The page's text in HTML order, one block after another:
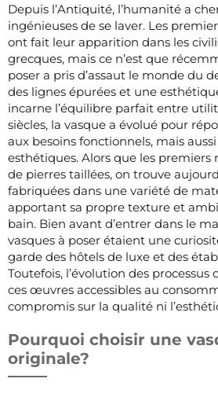
Depuis l’Antiquité, l’humanité a
ingénieuses de se laver. Les
ont fait leur apparition dans les
grecques, mais ce n’est que
poser a pris d’assaut le monde du
des lignes épurées et une
incarne l’équilibre parfait entre
siècles, la vasque a évolué pour
aux besoins fonctionnels, mais
esthétiques. Alors que les premiers
de pierres taillées, on trouve
fabriquées dans une variété de
apportant sa propre texture et
bain. Bien avant d’entrer dans le
vasques à poser étaient une
garde des hôtels de luxe et des
Toutefois, l’évolution des
ces œuvres accessibles au
compromis sur la qualité ni
Pourquoi choisir une
originale?